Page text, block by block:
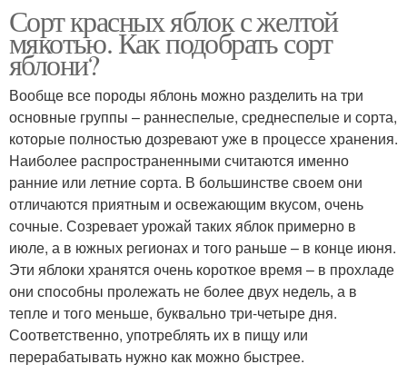
Сорт красных яблок с желтой
мякотью. Как подобрать сорт
яблони?
Вообще все породы яблонь можно разделить на три
основные группы – раннеспелые, среднеспелые и сорта,
которые полностью дозревают уже в процессе хранения.
Наиболее распространенными считаются именно
ранние или летние сорта. В большинстве своем они
отличаются приятным и освежающим вкусом, очень
сочные. Созревает урожай таких яблок примерно в
июле, а в южных регионах и того раньше – в конце июня.
Эти яблоки хранятся очень короткое время – в прохладе
они способны пролежать не более двух недель, а в
тепле и того меньше, буквально три-четыре дня.
Соответственно, употреблять их в пищу или
перерабатывать нужно как можно быстрее.